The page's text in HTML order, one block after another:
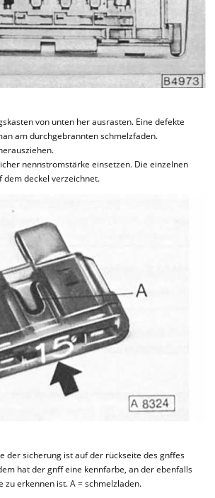
von unten her ausrasten. Eine defekte
am durchgebrannten schmelzfaden.
nennstromstärke einsetzen. Die einzelnen
dem deckel verzeichnet.
der sicherung ist auf der rückseite des gnffes
hat der gnff eine kennfarbe, an der ebenfalls
zu erkennen ist. A = schmelzladen.